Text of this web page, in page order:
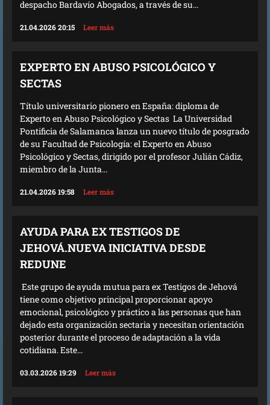
despacho Bardavío Abogados, a través de su...
21.04.2026 20:15 Leer más
EXPERTO EN ABUSO PSICOLÓGICO Y
SECTAS
Título universitario pionero en España: diploma de
Experto en Abuso Psicológico y Sectas La Universidad
Pontificia de Salamanca lanza un nuevo título de posgrado
de su Facultad de Psicología: el Experto en Abuso
Psicológico y Sectas, dirigido por el profesor Julián Cádiz,
miembro de la Junta...
21.04.2026 19:58 Leer más
AYUDA PARA EX TESTIGOS DE
JEHOVÁ.NUEVA INICIATIVA DESDE
REDUNE
Este grupo de ayuda mutua para ex Testigos de Jehová
tiene como objetivo principal proporcionar apoyo
emocional, psicológico y práctico a las personas que han
dejado esta organización sectaria y necesitan orientación
posterior durante el proceso de adaptación a la vida
cotidiana. Este...
03.03.2026 19:29 Leer más